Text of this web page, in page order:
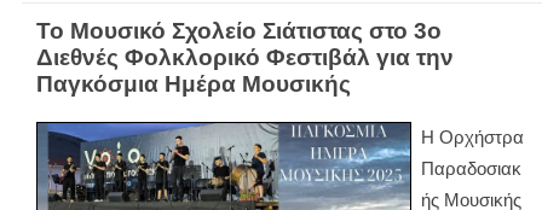
Το Μουσικό Σχολείο Σιάτιστας στο 3ο
Διεθνές Φολκλορικό Φεστιβάλ για την
Παγκόσμια Ημέρα Μουσικής
Η Ορχήστρα
Παραδοσιακ
ής Μουσικής